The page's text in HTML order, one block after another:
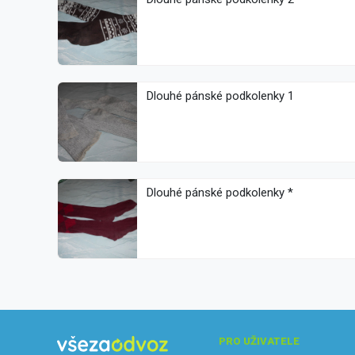
Dlouhé pánské podkolenky 1
Dlouhé pánské podkolenky *
PRO UŽIVATELE